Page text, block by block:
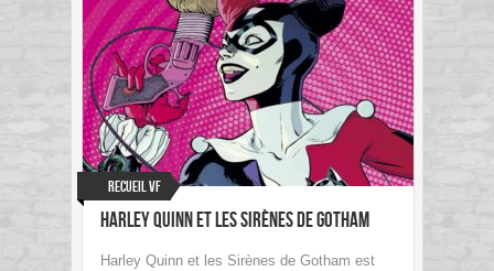
Recueil VF
Harley Quinn et les Sirènes de Gotham
Harley Quinn et les Sirènes de Gotham est